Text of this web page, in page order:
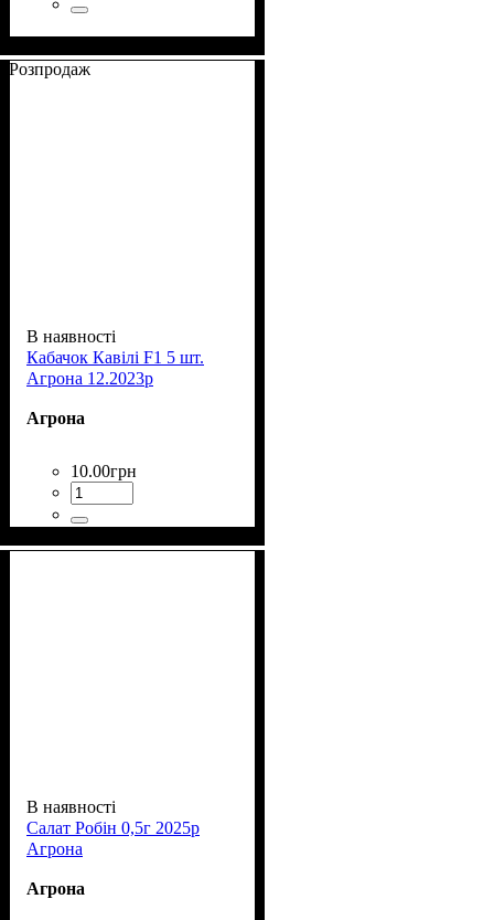
Розпродаж
В наявності
Кабачок Кавілі F1 5 шт.
Агрона 12.2023р
Агрона
10.00грн
В наявності
Салат Робін 0,5г 2025р
Агрона
Агрона